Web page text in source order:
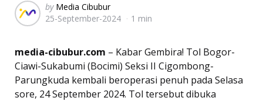
Posted
by
by Media Cibubur
25-September-2024
1 min
media-cibubur.com – Kabar Gembira! Tol Bogor-
Ciawi-Sukabumi (Bocimi) Seksi II Cigombong-
Parungkuda kembali beroperasi penuh pada Selasa
sore, 24 September 2024. Tol tersebut dibuka